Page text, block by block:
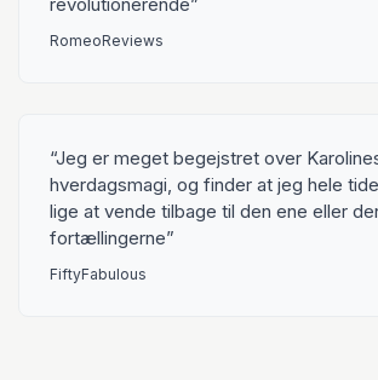
RomeoReviews
Jeg er meget begejstret over
hverdagsmagi, og finder at jeg hele
lige at vende tilbage til den ene eller
fortællingerne
FiftyFabulous